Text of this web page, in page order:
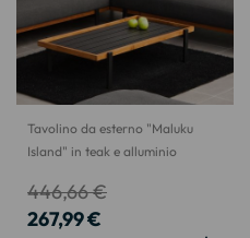
Tavolino da esterno "Maluku
Island" in teak e alluminio
267,99 €
446,66 €